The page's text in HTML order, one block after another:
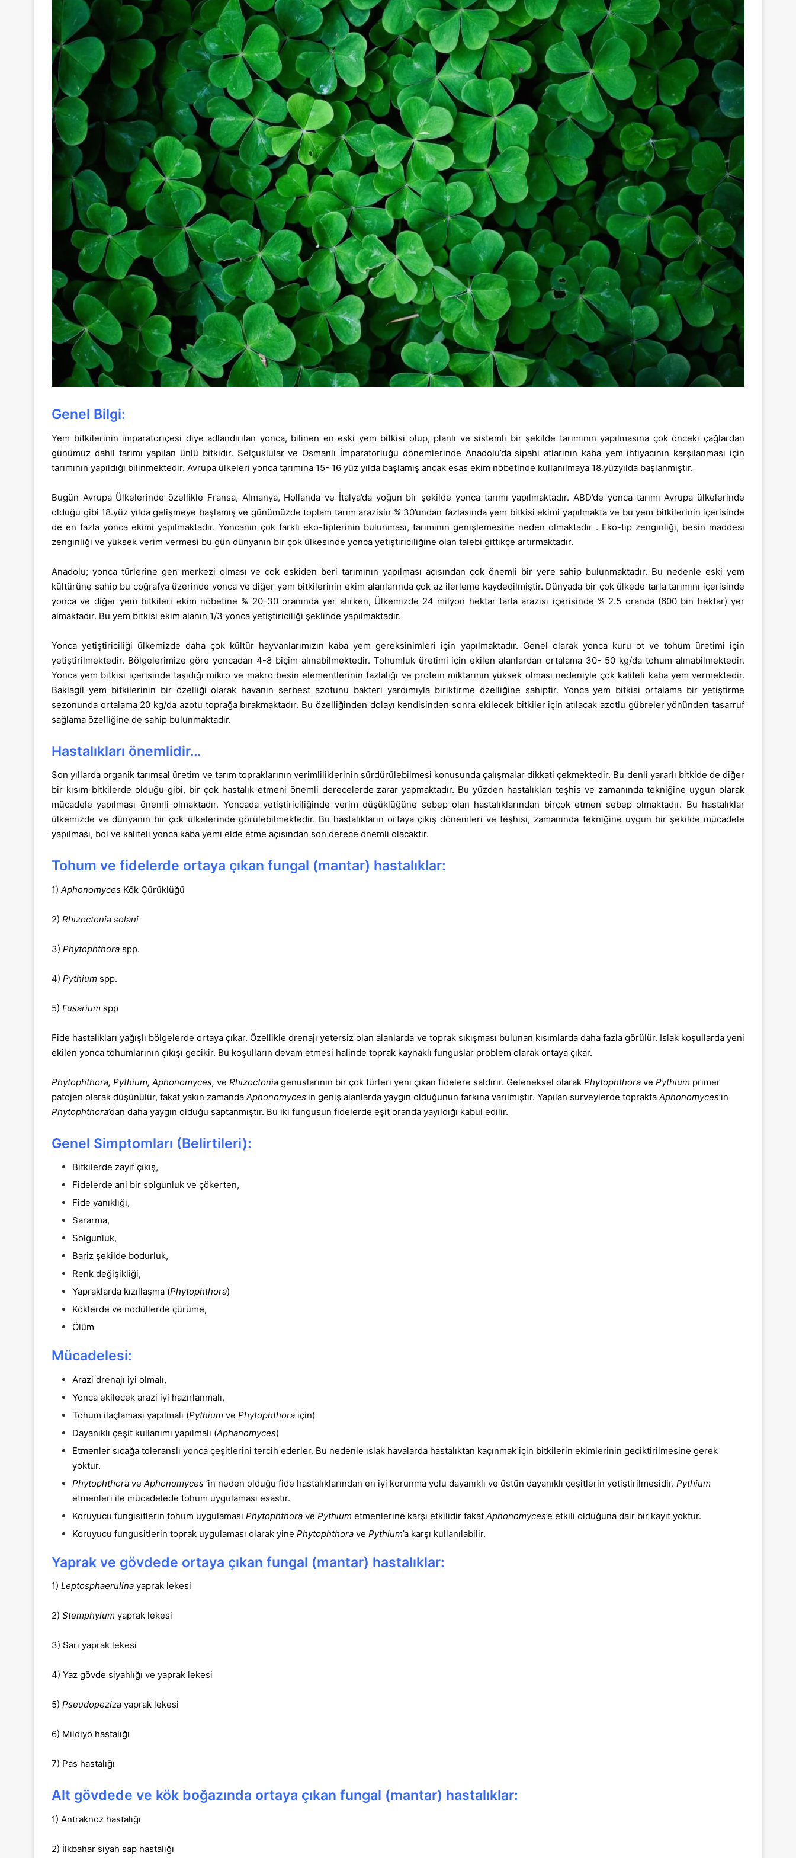
Genel Bilgi:
Yem bitkilerinin imparatoriçesi diye adlandırılan yonca, bilinen en eski yem bitkisi olup, planlı ve sistemli bir şekilde tarımının yapılmasına çok önceki çağlardan
günümüz dahil tarımı yapılan ünlü bitkidir. Selçuklular ve Osmanlı İmparatorluğu dönemlerinde Anadolu’da sipahi atlarının kaba yem ihtiyacının karşılanması için
tarımının yapıldığı bilinmektedir. Avrupa ülkeleri yonca tarımına 15- 16 yüz yılda başlamış ancak esas ekim nöbetinde kullanılmaya 18.yüzyılda başlanmıştır.
Bugün Avrupa Ülkelerinde özellikle Fransa, Almanya, Hollanda ve İtalya’da yoğun bir şekilde yonca tarımı yapılmaktadır. ABD’de yonca tarımı Avrupa ülkelerinde
olduğu gibi 18.yüz yılda gelişmeye başlamış ve günümüzde toplam tarım arazisin % 30’undan fazlasında yem bitkisi ekimi yapılmakta ve bu yem bitkilerinin içerisinde
de en fazla yonca ekimi yapılmaktadır. Yoncanın çok farklı eko-tiplerinin bulunması, tarımının genişlemesine neden olmaktadır . Eko-tip zenginliği, besin maddesi
zenginliği ve yüksek verim vermesi bu gün dünyanın bir çok ülkesinde yonca yetiştiriciliğine olan talebi gittikçe artırmaktadır.
Anadolu; yonca türlerine gen merkezi olması ve çok eskiden beri tarımının yapılması açısından çok önemli bir yere sahip bulunmaktadır. Bu nedenle eski yem
kültürüne sahip bu coğrafya üzerinde yonca ve diğer yem bitkilerinin ekim alanlarında çok az ilerleme kaydedilmiştir. Dünyada bir çok ülkede tarla tarımını içerisinde
yonca ve diğer yem bitkileri ekim nöbetine % 20-30 oranında yer alırken, Ülkemizde 24 milyon hektar tarla arazisi içerisinde % 2.5 oranda (600 bin hektar) yer
almaktadır. Bu yem bitkisi ekim alanın 1/3 yonca yetiştiriciliği şeklinde yapılmaktadır.
Yonca yetiştiriciliği ülkemizde daha çok kültür hayvanlarımızın kaba yem gereksinimleri için yapılmaktadır. Genel olarak yonca kuru ot ve tohum üretimi için
yetiştirilmektedir. Bölgelerimize göre yoncadan 4-8 biçim alınabilmektedir. Tohumluk üretimi için ekilen alanlardan ortalama 30- 50 kg/da tohum alınabilmektedir.
Yonca yem bitkisi içerisinde taşıdığı mikro ve makro besin elementlerinin fazlalığı ve protein miktarının yüksek olması nedeniyle çok kaliteli kaba yem vermektedir.
Baklagil yem bitkilerinin bir özelliği olarak havanın serbest azotunu bakteri yardımıyla biriktirme özelliğine sahiptir. Yonca yem bitkisi ortalama bir yetiştirme
sezonunda ortalama 20 kg/da azotu toprağa bırakmaktadır. Bu özelliğinden dolayı kendisinden sonra ekilecek bitkiler için atılacak azotlu gübreler yönünden tasarruf
sağlama özelliğine de sahip bulunmaktadır.
Hastalıkları önemlidir…
Son yıllarda organik tarımsal üretim ve tarım topraklarının verimliliklerinin sürdürülebilmesi konusunda çalışmalar dikkati çekmektedir. Bu denli yararlı bitkide de diğer
bir kısım bitkilerde olduğu gibi, bir çok hastalık etmeni önemli derecelerde zarar yapmaktadır. Bu yüzden hastalıkları teşhis ve zamanında tekniğine uygun olarak
mücadele yapılması önemli olmaktadır. Yoncada yetiştiriciliğinde verim düşüklüğüne sebep olan hastalıklarından birçok etmen sebep olmaktadır. Bu hastalıklar
ülkemizde ve dünyanın bir çok ülkelerinde görülebilmektedir. Bu hastalıkların ortaya çıkış dönemleri ve teşhisi, zamanında tekniğine uygun bir şekilde mücadele
yapılması, bol ve kaliteli yonca kaba yemi elde etme açısından son derece önemli olacaktır.
Tohum ve fidelerde ortaya çıkan fungal (mantar) hastalıklar:
1) Aphonomyces Kök Çürüklüğü
2) Rhızoctonia solani
3) Phytophthora spp.
4) Pythium spp.
5) Fusarium spp
Fide hastalıkları yağışlı bölgelerde ortaya çıkar. Özellikle drenajı yetersiz olan alanlarda ve toprak sıkışması bulunan kısımlarda daha fazla görülür. Islak koşullarda yeni
ekilen yonca tohumlarının çıkışı gecikir. Bu koşulların devam etmesi halinde toprak kaynaklı funguslar problem olarak ortaya çıkar.
Phytophthora, Pythium, Aphonomyces, ve Rhizoctonia genuslarının bir çok türleri yeni çıkan fidelere saldırır. Geleneksel olarak Phytophthora ve Pythium primer
patojen olarak düşünülür, fakat yakın zamanda Aphonomyces’in geniş alanlarda yaygın olduğunun farkına varılmıştır. Yapılan surveylerde toprakta Aphonomyces’in
Phytophthora’dan daha yaygın olduğu saptanmıştır. Bu iki fungusun fidelerde eşit oranda yayıldığı kabul edilir.
Genel Simptomları (Belirtileri):
Bitkilerde zayıf çıkış,
Fidelerde ani bir solgunluk ve çökerten,
Fide yanıklığı,
Sararma,
Solgunluk,
Bariz şekilde bodurluk,
Renk değişikliği,
Yapraklarda kızıllaşma (Phytophthora)
Köklerde ve nodüllerde çürüme,
Ölüm
Mücadelesi:
Arazi drenajı iyi olmalı,
Yonca ekilecek arazi iyi hazırlanmalı,
Tohum ilaçlaması yapılmalı (Pythium ve Phytophthora için)
Dayanıklı çeşit kullanımı yapılmalı (Aphanomyces)
Etmenler sıcağa toleranslı yonca çeşitlerini tercih ederler. Bu nedenle ıslak havalarda hastalıktan kaçınmak için bitkilerin ekimlerinin geciktirilmesine gerek
yoktur.
Phytophthora ve Aphonomyces ‘in neden olduğu fide hastalıklarından en iyi korunma yolu dayanıklı ve üstün dayanıklı çeşitlerin yetiştirilmesidir. Pythium
etmenleri ile mücadelede tohum uygulaması esastır.
Koruyucu fungisitlerin tohum uygulaması Phytophthora ve Pythium etmenlerine karşı etkilidir fakat Aphonomyces’e etkili olduğuna dair bir kayıt yoktur.
Koruyucu fungusitlerin toprak uygulaması olarak yine Phytophthora ve Pythium’a karşı kullanılabilir.
Yaprak ve gövdede ortaya çıkan fungal (mantar) hastalıklar:
1) Leptosphaerulina yaprak lekesi
2) Stemphylum yaprak lekesi
3) Sarı yaprak lekesi
4) Yaz gövde siyahlığı ve yaprak lekesi
5) Pseudopeziza yaprak lekesi
6) Mildiyö hastalığı
7) Pas hastalığı
Alt gövdede ve kök boğazında ortaya çıkan fungal (mantar) hastalıklar:
1) Antraknoz hastalığı
2) İlkbahar siyah sap hastalığı